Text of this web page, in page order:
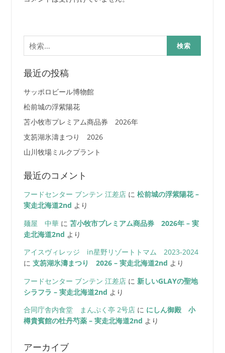
検
索:
最近の投稿
サッポロビール博物館
松前城の浮紫陽花
苫小牧市プレミアム商品券 2026年
支笏湖氷濤まつり 2026
山川牧場ミルクプラント
最近のコメント
フードセンター ブンテン 江差店に 松前城の浮紫陽花 –
実走北海道2nd より
麺屋 中華に 苫小牧市プレミアム商品券 2026年 – 実
走北海道2nd より
アイスヴィレッジ in星野リゾートトマム 2023-2024
に 支笏湖氷濤まつり 2026 – 実走北海道2nd より
フードセンター ブンテン 江差店に 新しいGLAYの聖地
シラフラ – 実走北海道2nd より
合同庁舎内食堂 まんぷく亭 2号店に にしん御殿 小
樽貴賓館の牡丹芍薬 – 実走北海道2nd より
アーカイブ